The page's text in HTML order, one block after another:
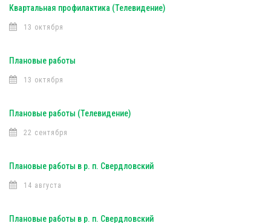
Квартальная профилактика (Телевидение)
13 октября
Плановые работы
13 октября
Плановые работы (Телевидение)
22 сентября
Плановые работы в р. п. Свердловский
14 августа
Плановые работы в р. п. Свердловский